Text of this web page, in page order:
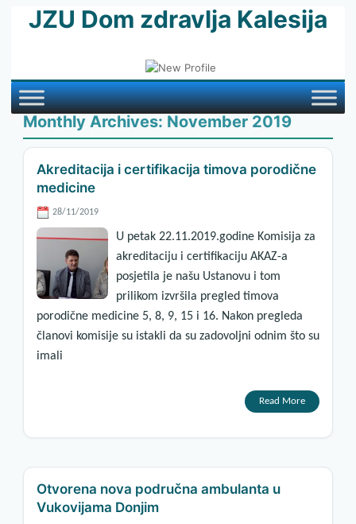
JZU Dom zdravlja Kalesija
Monthly Archives: November 2019
Akreditacija i certifikacija timova porodične
medicine
28/11/2019
U petak 22.11.2019.godine Komisija za
akreditaciju i certifikaciju AKAZ-a
posjetila je našu Ustanovu i tom
prilikom izvršila pregled timova
porodične medicine 5, 8, 9, 15 i 16. Nakon pregleda
članovi komisije su istakli da su zadovoljni odnim što su
imali
Read More
Otvorena nova područna ambulanta u
Vukovijama Donjim